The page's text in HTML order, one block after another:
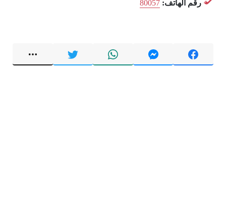
رقم الهاتف: 80057